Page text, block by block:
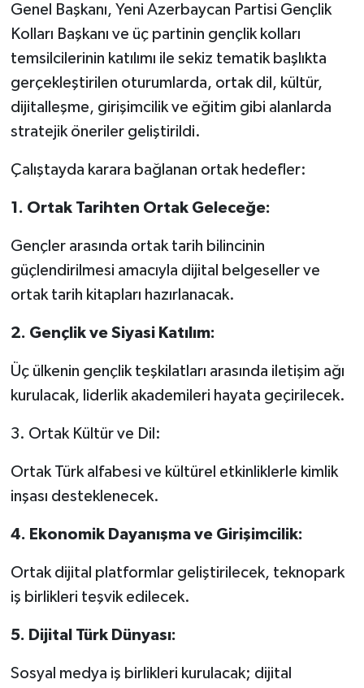
Genel Başkanı, Yeni Azerbaycan Partisi Gençlik
Kolları Başkanı ve üç partinin gençlik kolları
temsilcilerinin katılımı ile sekiz tematik başlıkta
gerçekleştirilen oturumlarda, ortak dil, kültür,
dijitalleşme, girişimcilik ve eğitim gibi alanlarda
stratejik öneriler geliştirildi.
Çalıştayda karara bağlanan ortak hedefler:
1.⁠ ⁠Ortak Tarihten Ortak Geleceğe:
Gençler arasında ortak tarih bilincinin
güçlendirilmesi amacıyla dijital belgeseller ve
ortak tarih kitapları hazırlanacak.
2.⁠ ⁠Gençlik ve Siyasi Katılım:
Üç ülkenin gençlik teşkilatları arasında iletişim ağı
kurulacak, liderlik akademileri hayata geçirilecek.
3.⁠ ⁠Ortak Kültür ve Dil:
Ortak Türk alfabesi ve kültürel etkinliklerle kimlik
inşası desteklenecek.
4.⁠ ⁠Ekonomik Dayanışma ve Girişimcilik:
Ortak dijital platformlar geliştirilecek, teknopark
iş birlikleri teşvik edilecek.
5.⁠ ⁠Dijital Türk Dünyası:
Sosyal medya iş birlikleri kurulacak; dijital